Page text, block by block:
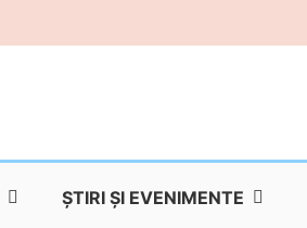
ŞTIRI ŞI EVENIMENTE